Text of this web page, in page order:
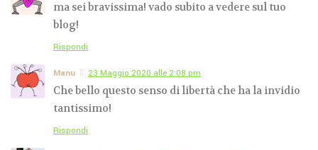
ma sei bravissima! vado subito a vedere sul tuo
blog!
Rispondi
Manu 23 Maggio 2020 alle 2:08 pm
Che bello questo senso di libertà che ha la invidio
tantissimo!
Rispondi